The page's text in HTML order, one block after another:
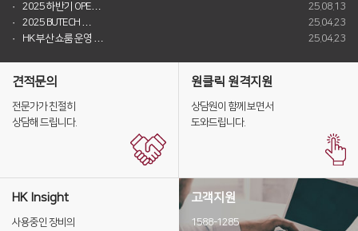
유압 절곡기
디버링기
용접기
2025 하반기 OPE…
25.08.13
2025 BUTECH …
25.04.23
HK 부산 쇼룸 운영 …
25.04.23
견적문의
전문가가 친절히
상담해 드립니다.
원클릭 원격지원
상담원이 함께 보면서
도와드립니다.
HK Insight
사용중인 장비의
고객지원
1588-1285